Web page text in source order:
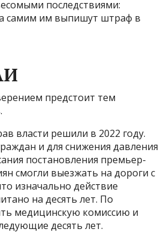
последствиями:
а самим им выпишут штраф в
предстоит тем
власти решили в 2022 году.
и для снижения давления
постановления премьер-
смогли выезжать на дороги с
изначально действие
на десять лет. По
медицинскую комиссию и
десять лет.